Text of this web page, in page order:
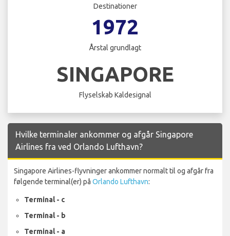
Destinationer
1972
Årstal grundlagt
SINGAPORE
Flyselskab Kaldesignal
Hvilke terminaler ankommer og afgår Singapore
Airlines fra ved Orlando Lufthavn?
Singapore Airlines-flyvninger ankommer normalt til og afgår fra
følgende terminal(er) på Orlando Lufthavn:
Terminal - c
Terminal - b
Terminal - a